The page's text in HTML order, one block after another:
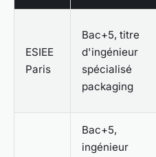
ESIEE
Paris
Bac+5, titre
d'ingénieur
spécialisé
packaging
Bac+5,
ingénieur